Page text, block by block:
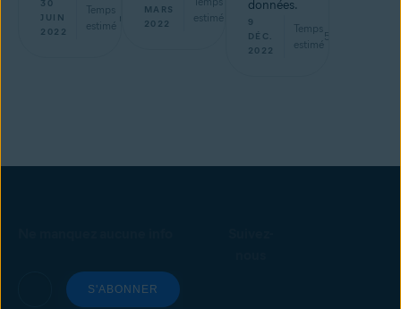
30
JUIN
2022
Temps
estimé
min
MARS
2022
estimé
données.
9
DÉC.
2022
Temps
estimé
5